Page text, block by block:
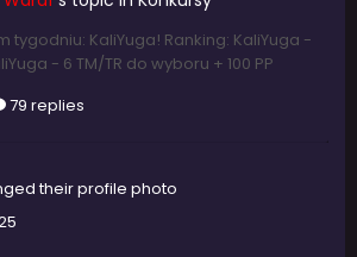
tygodniu: KaliYuga! Ranking: KaliYuga -
- 6 TM/TR do wyboru + 100 PP
79 replies
their profile photo